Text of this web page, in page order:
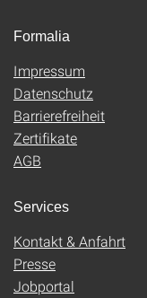
Formalia
Impressum
Datenschutz
Barrierefreiheit
Zertifikate
AGB
Services
Kontakt & Anfahrt
Presse
Jobportal